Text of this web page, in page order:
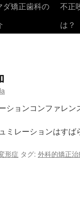
ダ矯正歯科の
不正
は？
ションコンファレ
ミレーションはすば
形症 タグ: 外科的矯正